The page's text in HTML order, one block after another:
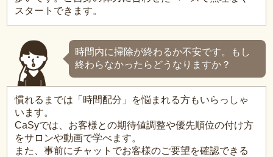
スタートできます。
時間内に掃除が終わるか不安です。もし
終わらなかったらどうなりますか？
慣れるまでは「時間配分」を悩まれる方もいらっしゃ
います。
CaSyでは、お客様との期待値調整や優先順位の付け方
をサロンや動画で学べます。
また、事前にチャットでお客様のご要望を確認できる